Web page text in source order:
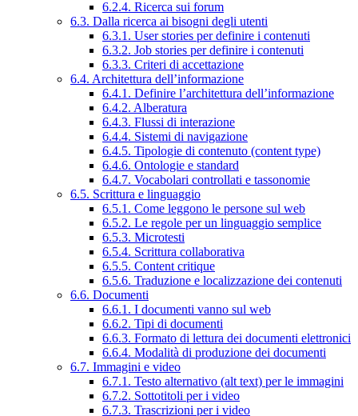
6.2.4. Ricerca sui forum
6.3. Dalla ricerca ai bisogni degli utenti
6.3.1. User stories per definire i contenuti
6.3.2. Job stories per definire i contenuti
6.3.3. Criteri di accettazione
6.4. Architettura dell’informazione
6.4.1. Definire l’architettura dell’informazione
6.4.2. Alberatura
6.4.3. Flussi di interazione
6.4.4. Sistemi di navigazione
6.4.5. Tipologie di contenuto (content type)
6.4.6. Ontologie e standard
6.4.7. Vocabolari controllati e tassonomie
6.5. Scrittura e linguaggio
6.5.1. Come leggono le persone sul web
6.5.2. Le regole per un linguaggio semplice
6.5.3. Microtesti
6.5.4. Scrittura collaborativa
6.5.5. Content critique
6.5.6. Traduzione e localizzazione dei contenuti
6.6. Documenti
6.6.1. I documenti vanno sul web
6.6.2. Tipi di documenti
6.6.3. Formato di lettura dei documenti elettronici
6.6.4. Modalità di produzione dei documenti
6.7. Immagini e video
6.7.1. Testo alternativo (alt text) per le immagini
6.7.2. Sottotitoli per i video
6.7.3. Trascrizioni per i video